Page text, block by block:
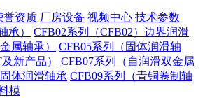
誉资质 厂房设备 视频中心 技术参数
承）
CFB02系列（CFB02）边界润滑
属轴承）
CFB05系列（固体润滑轴
新产品）
CFB07系列（自润滑双金属
体润滑轴承 CFB09系列（青铜卷制轴
模